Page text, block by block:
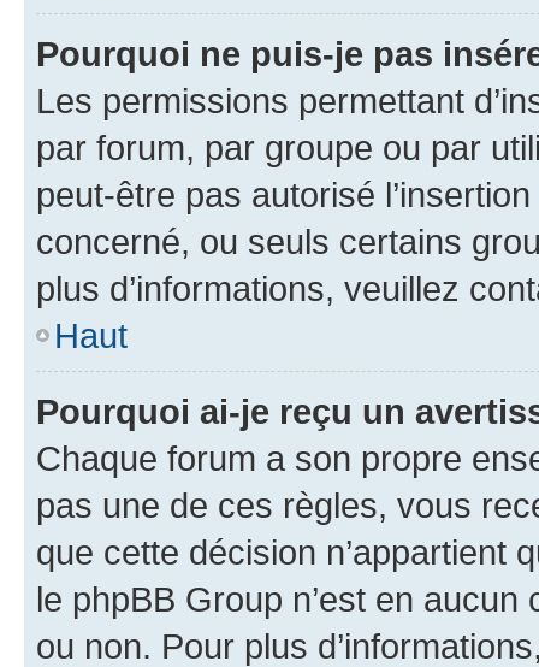
Pourquoi ne puis-je pas
Les permissions permettant
par forum, par groupe ou par
peut-être pas autorisé
concerné, ou seuls certains
plus d’informations, veuillez
Haut
Pourquoi ai-je reçu un
Chaque forum a son propre
pas une de ces règles, vous
que cette décision n’appartient
le phpBB Group n’est en
ou non. Pour plus